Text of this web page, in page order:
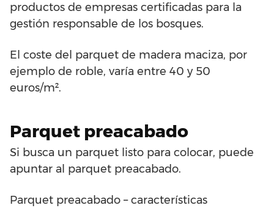
productos de empresas certificadas para la
gestión responsable de los bosques.
El coste del parquet de madera maciza, por
ejemplo de roble, varía entre 40 y 50
euros/m².
Parquet preacabado
Si busca un parquet listo para colocar, puede
apuntar al parquet preacabado.
Parquet preacabado – características